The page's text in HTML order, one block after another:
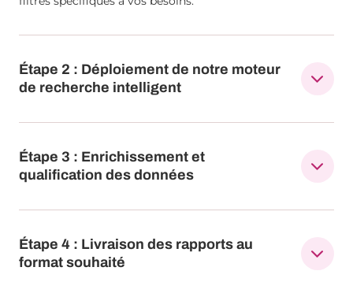
Étape 2 : Déploiement de notre moteur
de recherche intelligent
Étape 3 : Enrichissement et
qualification des données
Étape 4 : Livraison des rapports au
format souhaité